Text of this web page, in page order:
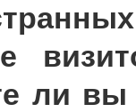
ли вы